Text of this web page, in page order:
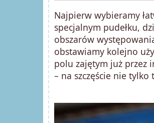
Najpierw wybieramy
specjalnym pudełku,
obszarów
obstawiamy kolejno
polu zajętym już przez
– na szczęście nie